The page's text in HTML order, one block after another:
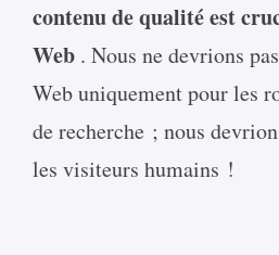
contenu de qualité est
Web . Nous ne devrions
Web uniquement pour les
de recherche ; nous
les visiteurs humains !